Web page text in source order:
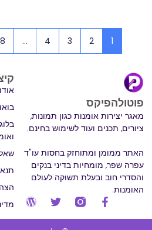
1
2
3
4
…
8
פוטולהפיקס
מאגר יצירות אומנות כגון תמונות,
ציורים, תכנים ועוד לשימוש בחינם.
האתר ממומן ומתוחזק בחסות עו"ד
עפרה שפר, מומחיות בדיני בנקים
והסדרי חוב ובעלת תשוקה לעולם
האומנות.